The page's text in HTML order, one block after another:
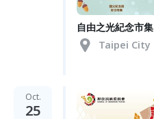
自由之光紀念市集
Taipei City
Oct.
25